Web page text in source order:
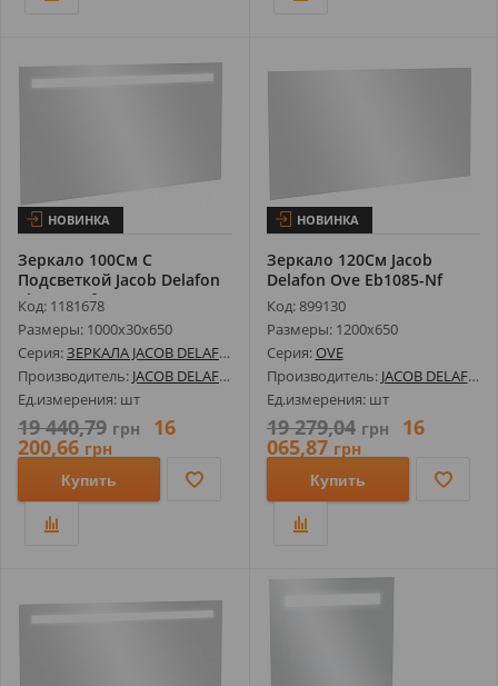
НОВИНКА
Зеркало 100См С
Подсветкой Jacob Delafon
Eb1416-Nf
Код: 1181678
Размеры: 1000х30х650
Серия:ЗЕРКАЛА JACOB DELAFON
Производитель: JACOB DELAFON
Ед.измерения: шт
19 440,79 грн 16
200,66 грн
Купить
НОВИНКА
Зеркало 120См Jacob
Delafon Ove Eb1085-Nf
Код: 899130
Размеры: 1200х650
Серия:OVE
Производитель: JACOB DELAFON
Ед.измерения: шт
19 279,04 грн 16
065,87 грн
Купить